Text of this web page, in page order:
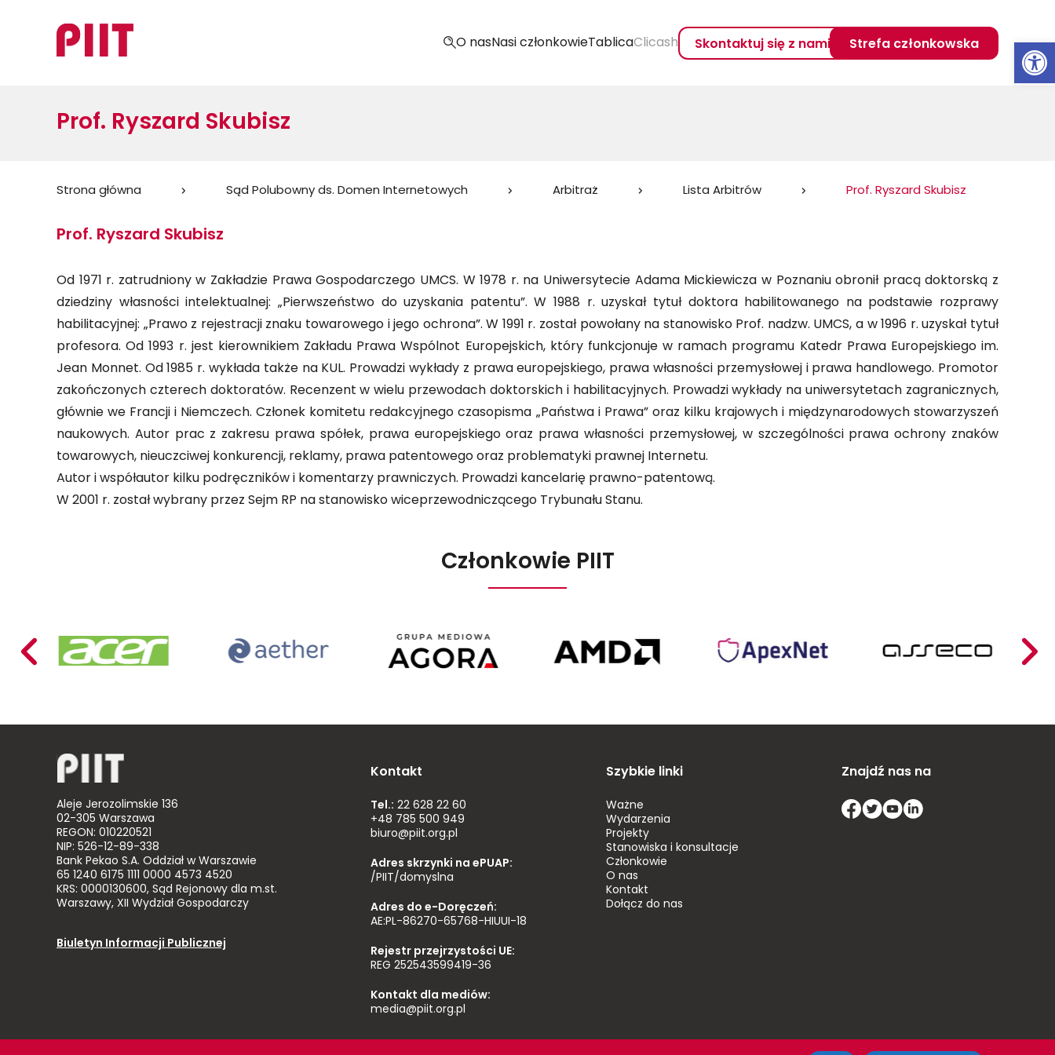
O nasNasi członkowieTablicaClicash Skontaktuj się z nami Strefa członkowska
Prof. Ryszard Skubisz
Jesteś
tutaj:
Strona główna Sąd Polubowny ds. Domen Internetowych Arbitraż Lista Arbitrów Prof. Ryszard Skubisz
Prof. Ryszard Skubisz
Od 1971 r. zatrudniony w Zakładzie Prawa Gospodarczego UMCS. W 1978 r. na Uniwersytecie Adama Mickiewicza w Poznaniu obronił pracą doktorską z
dziedziny własności intelektualnej: „Pierwszeństwo do uzyskania patentu”. W 1988 r. uzyskał tytuł doktora habilitowanego na podstawie rozprawy
habilitacyjnej: „Prawo z rejestracji znaku towarowego i jego ochrona”. W 1991 r. został powołany na stanowisko Prof. nadzw. UMCS, a w 1996 r. uzyskał tytuł
profesora. Od 1993 r. jest kierownikiem Zakładu Prawa Wspólnot Europejskich, który funkcjonuje w ramach programu Katedr Prawa Europejskiego im.
Jean Monnet. Od 1985 r. wykłada także na KUL. Prowadzi wykłady z prawa europejskiego, prawa własności przemysłowej i prawa handlowego. Promotor
zakończonych czterech doktoratów. Recenzent w wielu przewodach doktorskich i habilitacyjnych. Prowadzi wykłady na uniwersytetach zagranicznych,
głównie we Francji i Niemczech. Członek komitetu redakcyjnego czasopisma „Państwa i Prawa” oraz kilku krajowych i międzynarodowych stowarzyszeń
naukowych. Autor prac z zakresu prawa spółek, prawa europejskiego oraz prawa własności przemysłowej, w szczególności prawa ochrony znaków
towarowych, nieuczciwej konkurencji, reklamy, prawa patentowego oraz problematyki prawnej Internetu.
Autor i współautor kilku podręczników i komentarzy prawniczych. Prowadzi kancelarię prawno-patentową.
W 2001 r. został wybrany przez Sejm RP na stanowisko wiceprzewodniczącego Trybunału Stanu.
Członkowie PIIT
Acer
Poland
Mariusz
Busiło
Agora
Poland
Aleje Jerozolimskie 136
02-305 Warszawa
REGON: 010220521
NIP: 526-12-89-338
Bank Pekao S.A. Oddział w Warszawie
65 1240 6175 1111 0000 4573 4520
KRS: 0000130600, Sąd Rejonowy dla m.st.
Warszawy, XII Wydział Gospodarczy
Biuletyn Informacji Publicznej
Kontakt
Tel.: 22 628 22 60
+48 785 500 949
biuro@piit.org.pl
Adres skrzynki na ePUAP:
/PIIT/domyslna
Adres do e-Doręczeń:
AE:PL-86270-65768-HIUUI-18
Rejestr przejrzystości UE:
REG 252543599419-36
Kontakt dla mediów:
media@piit.org.pl
Szybkie linki
Ważne
Wydarzenia
Projekty
Stanowiska i konsultacje
Członkowie
O nas
Kontakt
Dołącz do nas
Znajdź nas na